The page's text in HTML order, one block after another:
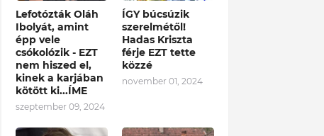
Lefotózták Oláh
Ibolyát, amint
épp vele
csókolózik - EZT
nem hiszed el,
kinek a karjában
kötött ki...ÍME
szeptember 09, 2024
ÍGY búcsúzik
szerelmétől!
Hadas Kriszta
férje EZT tette
közzé
november 01, 2024